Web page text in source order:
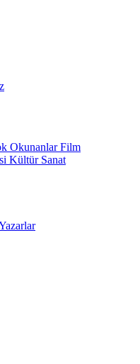
OkunanlarFilm
Kültür Sanat